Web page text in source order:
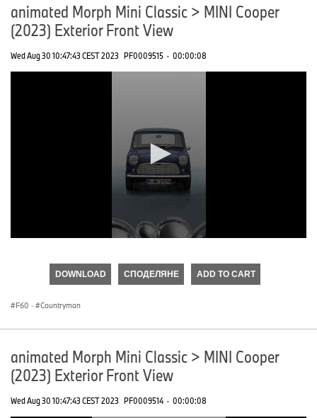
animated Morph Mini Classic > MINI Cooper
(2023) Exterior Front View
Wed Aug 30 10:47:43 CEST 2023 PF0009515 · 00:00:08
seconds
DOWNLOAD СПОДЕЛЯНЕ ADD TO CART
F60 · Countryman
animated Morph Mini Classic > MINI Cooper
(2023) Exterior Front View
Wed Aug 30 10:47:43 CEST 2023 PF0009514 · 00:00:08